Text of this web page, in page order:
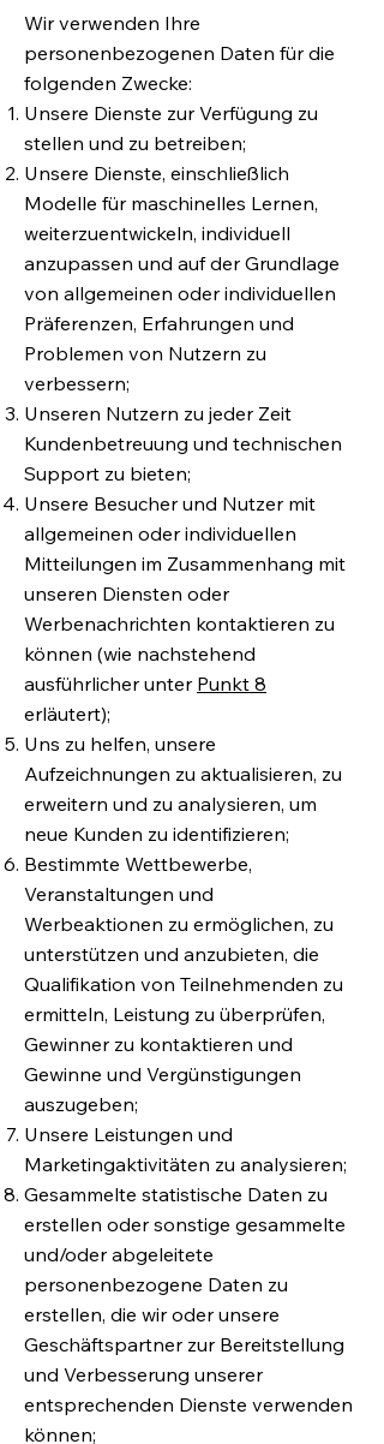
Wir verwenden Ihre
personenbezogenen Daten für die
folgenden Zwecke:
Unsere Dienste zur Verfügung zu
stellen und zu betreiben;
Unsere Dienste, einschließlich
Modelle für maschinelles Lernen,
weiterzuentwickeln, individuell
anzupassen und auf der Grundlage
von allgemeinen oder individuellen
Präferenzen, Erfahrungen und
Problemen von Nutzern zu
verbessern;
Unseren Nutzern zu jeder Zeit
Kundenbetreuung und technischen
Support zu bieten;
Unsere Besucher und Nutzer mit
allgemeinen oder individuellen
Mitteilungen im Zusammenhang mit
unseren Diensten oder
Werbenachrichten kontaktieren zu
können (wie nachstehend
ausführlicher unter Punkt 8
erläutert);
Uns zu helfen, unsere
Aufzeichnungen zu aktualisieren, zu
erweitern und zu analysieren, um
neue Kunden zu identifizieren;
Bestimmte Wettbewerbe,
Veranstaltungen und
Werbeaktionen zu ermöglichen, zu
unterstützen und anzubieten, die
Qualifikation von Teilnehmenden zu
ermitteln, Leistung zu überprüfen,
Gewinner zu kontaktieren und
Gewinne und Vergünstigungen
auszugeben;
Unsere Leistungen und
Marketingaktivitäten zu analysieren;
Gesammelte statistische Daten zu
erstellen oder sonstige gesammelte
und/oder abgeleitete
personenbezogene Daten zu
erstellen, die wir oder unsere
Geschäftspartner zur Bereitstellung
und Verbesserung unserer
entsprechenden Dienste verwenden
können;